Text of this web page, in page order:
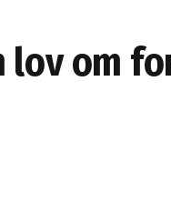
lov om